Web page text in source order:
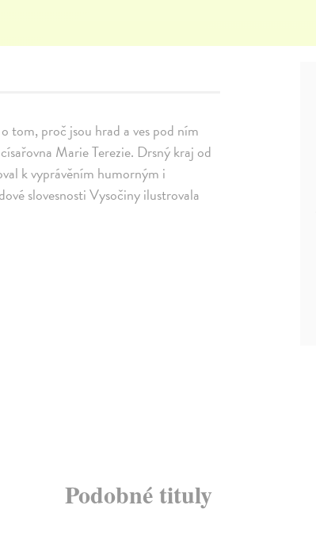
tom, proč jsou hrad a ves pod ním
Marie Terezie. Drsný kraj od
k vyprávěním humorným i
slovesnosti Vysočiny ilustrovala
Podobné tituly